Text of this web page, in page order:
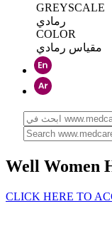
GREYSCALE
رمادي
COLOR
مقياس رمادي
Well Women
CLICK HERE TO